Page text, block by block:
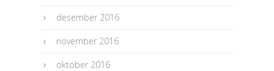
desember 2016
november 2016
oktober 2016